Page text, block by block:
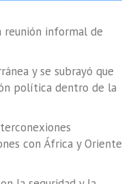
reunión informal de
y se subrayó que
política dentro de la
con África y Oriente